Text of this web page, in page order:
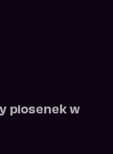
piosenek w